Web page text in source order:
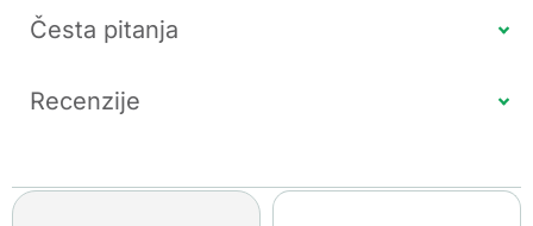
Česta pitanja
Recenzije